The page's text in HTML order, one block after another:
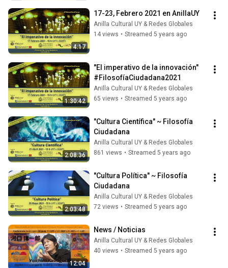
4:17
17-23, Febrero 2021 en AnillaUY
Anilla Cultural UY & Redes Globales
14 views • Streamed 5 years ago
1:30:42
"El imperativo de la innovación"
#FilosofíaCiudadana2021
Anilla Cultural UY & Redes Globales
65 views • Streamed 5 years ago
2:08:36
"Cultura Científica" ~ Filosofía
Ciudadana
Anilla Cultural UY & Redes Globales
861 views • Streamed 5 years ago
2:03:48
"Cultura Política" ~ Filosofía
Ciudadana
Anilla Cultural UY & Redes Globales
72 views • Streamed 5 years ago
12:04
News / Noticias
Anilla Cultural UY & Redes Globales
40 views • Streamed 5 years ago